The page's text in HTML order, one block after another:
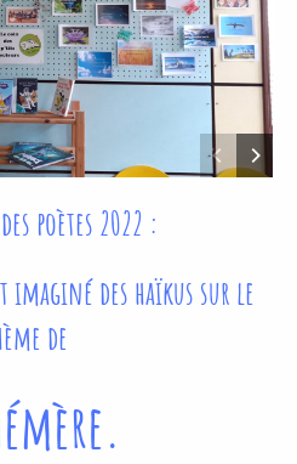
poètes 2022 :
imaginé des haïkus sur le
de